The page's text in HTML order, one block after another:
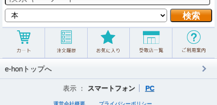
e-honトップへ
表示 ： スマートフォン PC
運営会社概要 プライバシーポリシー